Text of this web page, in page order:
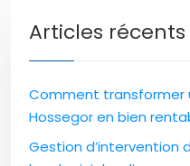
Articles récents
Comment transformer
Hossegor en bien
Gestion d’intervention